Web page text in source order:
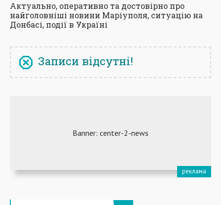
Актуально, оперативно та достовірно про
найголовніші новини Маріуполя, ситуацію на
Донбасі, події в Україні
Записи відсутні!